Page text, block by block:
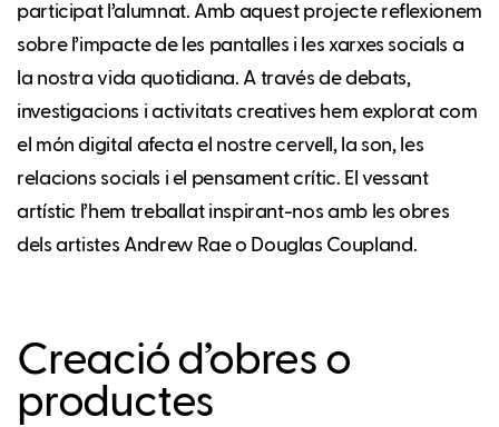
participat l’alumnat. Amb aquest projecte reflexionem
sobre l’impacte de les pantalles i les xarxes socials a
la nostra vida quotidiana. A través de debats,
investigacions i activitats creatives hem explorat com
el món digital afecta el nostre cervell, la son, les
relacions socials i el pensament crític. El vessant
artístic l’hem treballat inspirant-nos amb les obres
dels artistes Andrew Rae o Douglas Coupland.
Creació d’obres o
productes